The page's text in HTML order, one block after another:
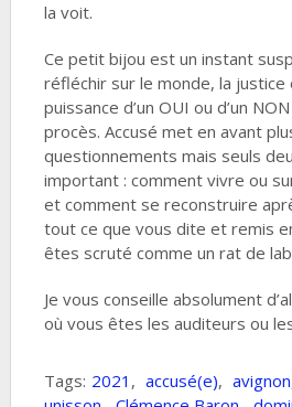
la voit.
Ce petit bijou est un instant
réfléchir sur le monde, la justice
puissance d’un OUI ou d’un
procès. Accusé met en avant
questionnements mais seuls
important : comment vivre ou
et comment se reconstruire
tout ce que vous dite et remis
êtes scruté comme un rat de
Je vous conseille absolument
où vous êtes les auditeurs ou
Tags: 2021 , accusé(e), avignon